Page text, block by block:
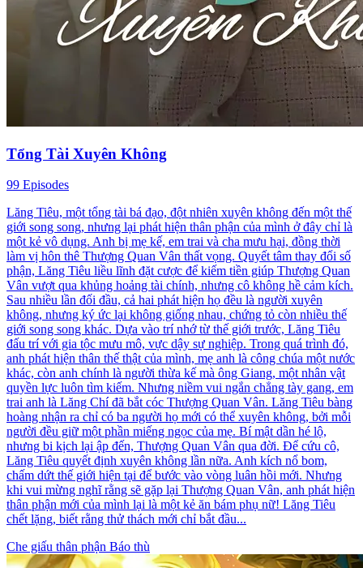
Tổng Tài Xuyên Không
99 Episodes
Lăng Tiêu, một tổng tài bá đạo, đột nhiên xuyên không đến một thế
giới song song, nhưng lại phát hiện thân phận của mình ở đây chỉ là
một kẻ vô dụng. Anh bị mẹ kế, em trai và cha mưu hại, đồng thời
làm vị hôn thê Thượng Quan Vân thất vọng. Quyết tâm thay đổi số
phận, Lăng Tiêu liều lĩnh đặt cược để kiếm tiền giúp Thượng Quan
Vân vượt qua khủng hoảng tài chính, nhưng cô không hề cảm kích.
Sau nhiều lần đối đầu, cả hai phát hiện họ đều là người xuyên
không, nhưng ký ức lại không giống nhau, chứng tỏ còn nhiều thế
giới song song khác. Dựa vào trí nhớ từ thế giới trước, Lăng Tiêu
đấu trí với gia tộc mưu mô, vực dậy sự nghiệp. Trong quá trình đó,
anh phát hiện thân thế thật của mình, mẹ anh là công chúa một nước
khác, còn anh chính là người thừa kế mà ông Giang, một nhân vật
quyền lực luôn tìm kiếm. Nhưng niềm vui ngắn chẳng tày gang, em
trai anh là Lăng Chí đã bắt cóc Thượng Quan Vân. Lăng Tiêu bàng
hoàng nhận ra chỉ có ba người họ mới có thể xuyên không, bởi mỗi
người đều giữ một phần miếng ngọc của mẹ. Bí mật dần hé lộ,
nhưng bi kịch lại ập đến, Thượng Quan Vân qua đời. Để cứu cô,
Lăng Tiêu quyết định xuyên không lần nữa. Anh kích nổ bom,
chấm dứt thế giới hiện tại để bước vào vòng luân hồi mới. Nhưng
khi vui mừng nghĩ rằng sẽ gặp lại Thượng Quan Vân, anh phát hiện
thân phận mới của mình lại là một kẻ ăn bám phụ nữ! Lăng Tiêu
chết lặng, biết rằng thử thách mới chỉ bắt đầu...
Che giấu thân phận Báo thù